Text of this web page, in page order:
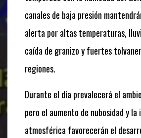
canales de baja presión
alerta por altas temperaturas,
caída de granizo y fuertes
regiones.
Durante el día prevalecerá el
pero el aumento de nubosidad y
atmosférica favorecerán el